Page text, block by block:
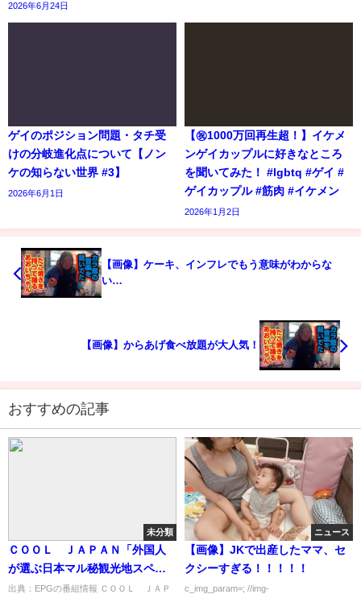
2026年6月24日
ゲイのポジション問題・タチ受
けの分岐進化点について【ノン
ケの知らない世界 #3】
2026年6月1日
【㊗️1000万回再生超！】イケメ
ンゲイカップルに好きなところ
を聞いてみた！ #lgbtq #ゲイ #
ゲイカップル #筋肉 #イケメン
2026年1月2日
【画像】ケーキ、インフレでもう意味がわからな
い…
【画像】からあげ食べ放題が大人気！
おすすめの記事
未分類
ＣＯＯＬ ＪＡＰＡＮ「外国人
が選ぶ日本マル秘観光地スペシ
ャル」[解][字]…の番組内容解析
出典：EPGの番組情報 ＣＯＯＬ ＪＡＰ
ニュース
【画像】JKで出産したママ、セ
クシーすぎる！！！！！
c_img_param=; //img-